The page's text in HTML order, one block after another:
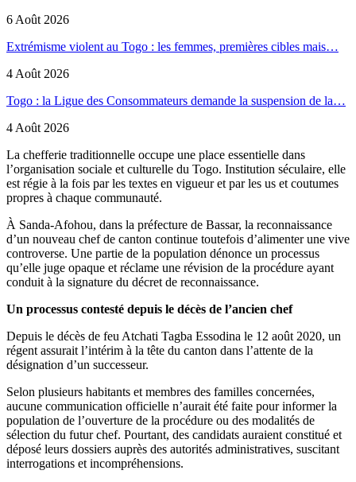
6 Août 2026
Extrémisme violent au Togo : les femmes, premières cibles mais…
4 Août 2026
Togo : la Ligue des Consommateurs demande la suspension de la…
4 Août 2026
La chefferie traditionnelle occupe une place essentielle dans
l’organisation sociale et culturelle du Togo. Institution séculaire, elle
est régie à la fois par les textes en vigueur et par les us et coutumes
propres à chaque communauté.
À Sanda-Afohou, dans la préfecture de Bassar, la reconnaissance
d’un nouveau chef de canton continue toutefois d’alimenter une vive
controverse. Une partie de la population dénonce un processus
qu’elle juge opaque et réclame une révision de la procédure ayant
conduit à la signature du décret de reconnaissance.
Un processus contesté depuis le décès de l’ancien chef
Depuis le décès de feu Atchati Tagba Essodina le 12 août 2020, un
régent assurait l’intérim à la tête du canton dans l’attente de la
désignation d’un successeur.
Selon plusieurs habitants et membres des familles concernées,
aucune communication officielle n’aurait été faite pour informer la
population de l’ouverture de la procédure ou des modalités de
sélection du futur chef. Pourtant, des candidats auraient constitué et
déposé leurs dossiers auprès des autorités administratives, suscitant
interrogations et incompréhensions.